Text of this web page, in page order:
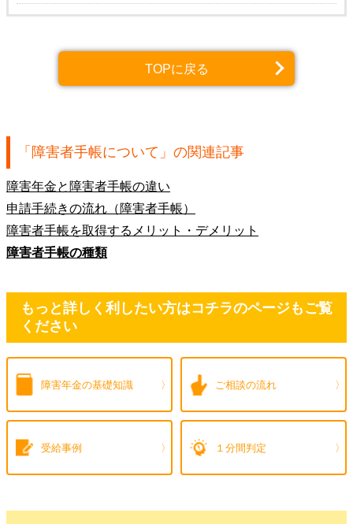
TOPに戻る
「 障害者手帳について 」の関連記事
障害年金と障害者手帳の違い
申請手続きの流れ（障害者手帳）
障害者手帳を取得するメリット・デメリット
障害者手帳の種類
もっと詳しく利したい方はコチラのページもご覧
ください
障害年金の基礎知識 ご相談の流れ
受給事例 １分間判定